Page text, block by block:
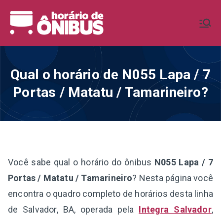
para
Ônibus BR
Horários de Ônibus de todo o
Qual o horário de N055 Lapa / 7
Portas / Matatu / Tamarineiro?
Você sabe qual o horário do ônibus N055 Lapa / 7
Portas / Matatu / Tamarineiro? Nesta página você
encontra o quadro completo de horários desta linha
de Salvador, BA, operada pela Integra Salvador,